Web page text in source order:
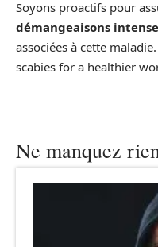
Soyons proactifs pour
démangeaisons
associées à cette
scabies for a healthier
Ne manquez